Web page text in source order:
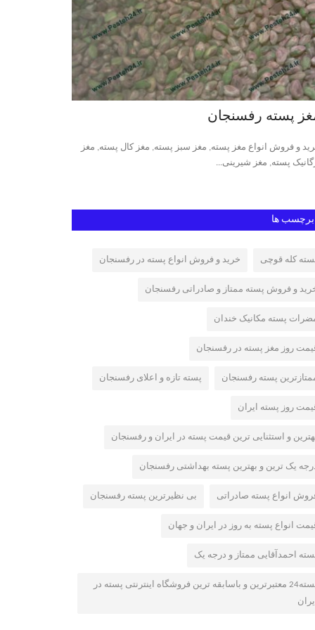
پسته رفسنجان
و فروش انواع مغز پسته, مغز سبز پسته, مغز کال پسته, مغز
پسته, مغز شیرینی...
برچسب ها
کله قوچی خرید و فروش انواع پسته در رفسنجان
و فروش پسته ممتاز و صادراتی رفسنجان
پسته مکانیک خندان
روز مغز پسته در رفسنجان
پسته رفسنجان پسته تازه و اعلای رفسنجان
روز پسته ایران
و استثنایی ترین قیمت پسته در ایران و رفسنجان
یک ترین و بهترین پسته بهداشتی رفسنجان
انواع پسته صادراتی بی نظیرترین پسته رفسنجان
انواع پسته به روز در ایران و جهان
احمدآقایی ممتاز و درجه یک
پسته24 معتبرترین و باسابقه ترین فروشگاه اینترنتی پسته در
ایران